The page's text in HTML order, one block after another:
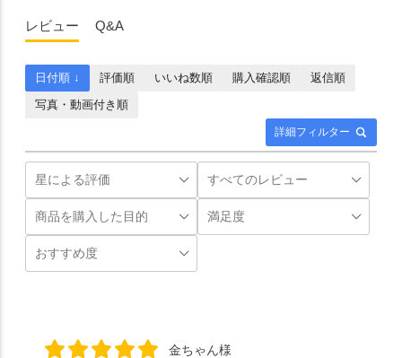
レビュー Q&A
詳細フィルター
日付順 ↓ 評価順 いいね数順 購入確認順
返信順
写真・動画付き順
金ちゃん様